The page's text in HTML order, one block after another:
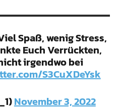
Spaß, wenig Stress,
Euch Verrückten,
irgendwo bei
S3CuXDeYsk
November 3, 2022